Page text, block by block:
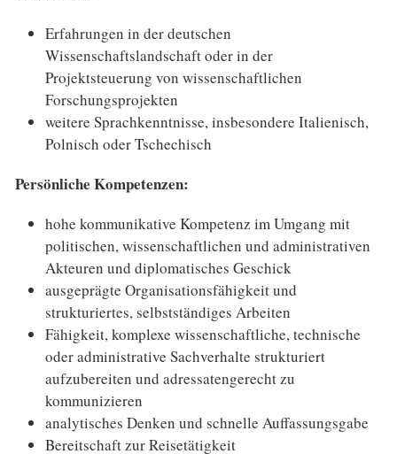
Erfahrungen in der deutschen
Wissenschaftslandschaft oder in der
Projektsteuerung von wissenschaftlichen
Forschungsprojekten
weitere Sprachkenntnisse, insbesondere Italienisch,
Polnisch oder Tschechisch
Persönliche Kompetenzen:
hohe kommunikative Kompetenz im Umgang mit
politischen, wissenschaftlichen und administrativen
Akteuren und diplomatisches Geschick
ausgeprägte Organisationsfähigkeit und
strukturiertes, selbstständiges Arbeiten
Fähigkeit, komplexe wissenschaftliche, technische
oder administrative Sachverhalte strukturiert
aufzubereiten und adressatengerecht zu
kommunizieren
analytisches Denken und schnelle Auffassungsgabe
Bereitschaft zur Reisetätigkeit